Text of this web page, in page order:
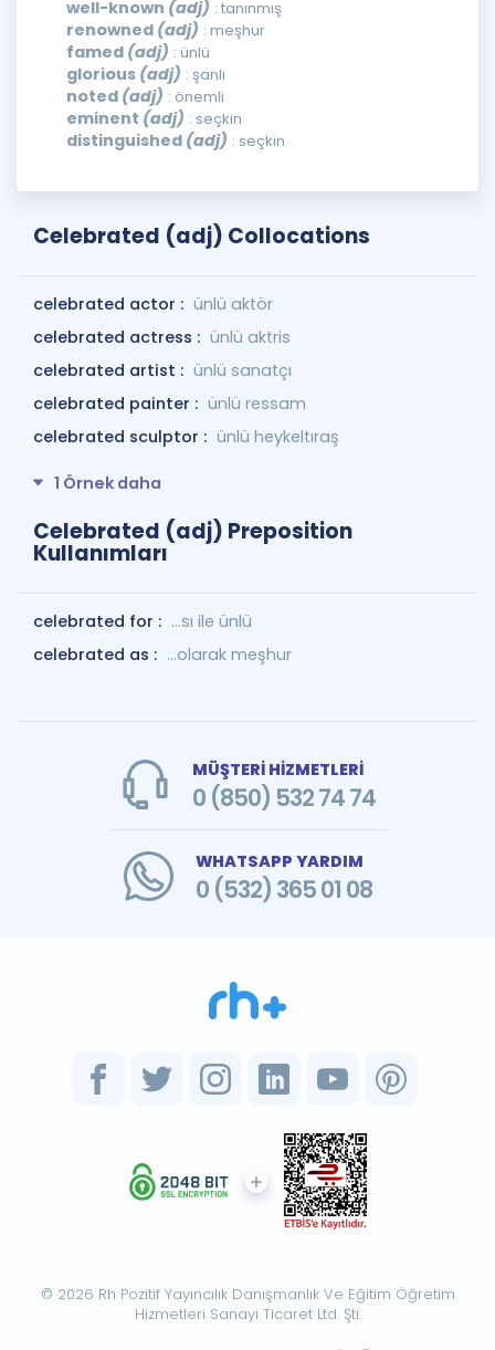
well-known (adj) : tanınmış
renowned (adj) : meşhur
famed (adj) : ünlü
glorious (adj) : şanlı
noted (adj) : önemli
eminent (adj) : seçkin
distinguished (adj) : seçkin
Celebrated (adj) Collocations
celebrated actor : ünlü aktör
celebrated actress : ünlü aktris
celebrated artist : ünlü sanatçı
celebrated painter : ünlü ressam
celebrated sculptor : ünlü heykeltıraş
1 Örnek daha
Celebrated (adj) Preposition
Kullanımları
celebrated for : ...sı ile ünlü
celebrated as : ...olarak meşhur
MÜŞTERİ HİZMETLERİ
0 (850) 532 74 74
WHATSAPP YARDIM
0 (532) 365 01 08
© 2026 Rh Pozitif Yayıncılık Danışmanlık Ve Eğitim Öğretim
Hizmetleri Sanayi Ticaret Ltd. Şti.